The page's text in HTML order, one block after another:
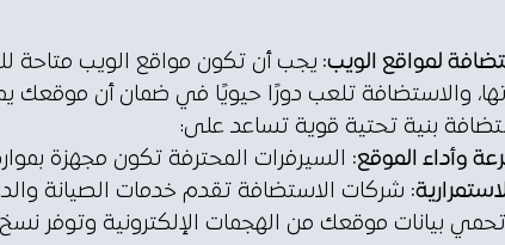
لمواقع الويب: يجب أن تكون مواقع الويب متاحة
والاستضافة تلعب دورًا حيويًا في ضمان أن
بنية تحتية قوية تساعد على:
وأداء الموقع: السيرفرات المحترفة تكون مجهزة
شركات الاستضافة تقدم خدمات الصيانة
تحمي بيانات موقعك من الهجمات الإلكترونية وتوفر نسخ